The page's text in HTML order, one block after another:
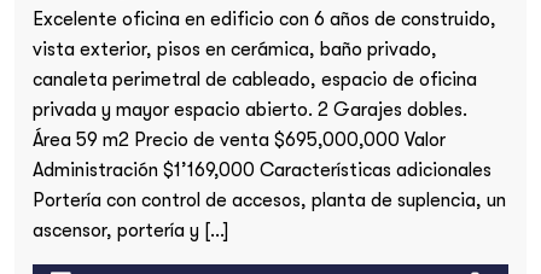
Excelente oficina en edificio con 6 años de construido,
vista exterior, pisos en cerámica, baño privado,
canaleta perimetral de cableado, espacio de oficina
privada y mayor espacio abierto. 2 Garajes dobles.
Área 59 m2 Precio de venta $695,000,000 Valor
Administración $1’169,000 Características adicionales
Portería con control de accesos, planta de suplencia, un
ascensor, portería y […]